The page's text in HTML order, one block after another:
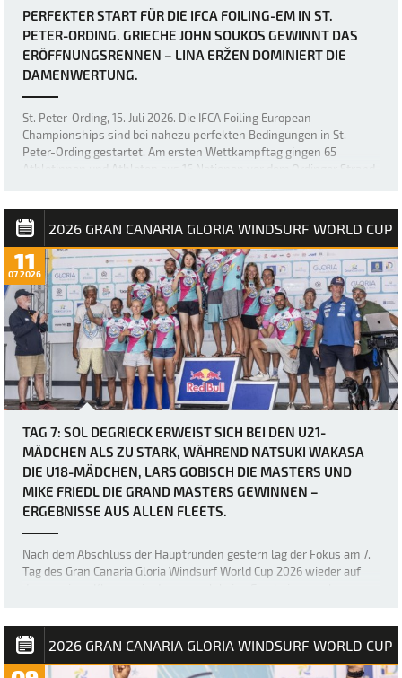
PERFEKTER START FÜR DIE IFCA FOILING-EM IN ST.
PETER-ORDING. GRIECHE JOHN SOUKOS GEWINNT DAS
ERÖFFNUNGSRENNEN – LINA ERŽEN DOMINIERT DIE
DAMENWERTUNG.
St. Peter-Ording, 15. Juli 2026. Die IFCA Foiling European
Championships sind bei nahezu perfekten Bedingungen in St.
Peter-Ording gestartet. Am ersten Wettkampftag gingen 65
Athletinnen und Athleten aus 16 Nationen vor dem Ordinger Strand
2026 GRAN CANARIA GLORIA WINDSURF WORLD CUP
11
07.2026
TAG 7: SOL DEGRIECK ERWEIST SICH BEI DEN U21-
MÄDCHEN ALS ZU STARK, WÄHREND NATSUKI WAKASA
DIE U18-MÄDCHEN, LARS GOBISCH DIE MASTERS UND
MIKE FRIEDL DIE GRAND MASTERS GEWINNEN –
ERGEBNISSE AUS ALLEN FLEETS.
Nach dem Abschluss der Hauptrunden gestern lag der Fokus am 7.
Tag des Gran Canaria Gloria Windsurf World Cup 2026 wieder auf
Masters. Die sich stetig verb…
2026 GRAN CANARIA GLORIA WINDSURF WORLD CUP